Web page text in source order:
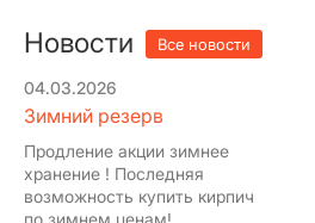
Все новости
Новости
04.03.2026
Зимний резерв
Продление акции зимнее
хранение ! Последняя
возможность купить кирпич
по зимнем ценам!